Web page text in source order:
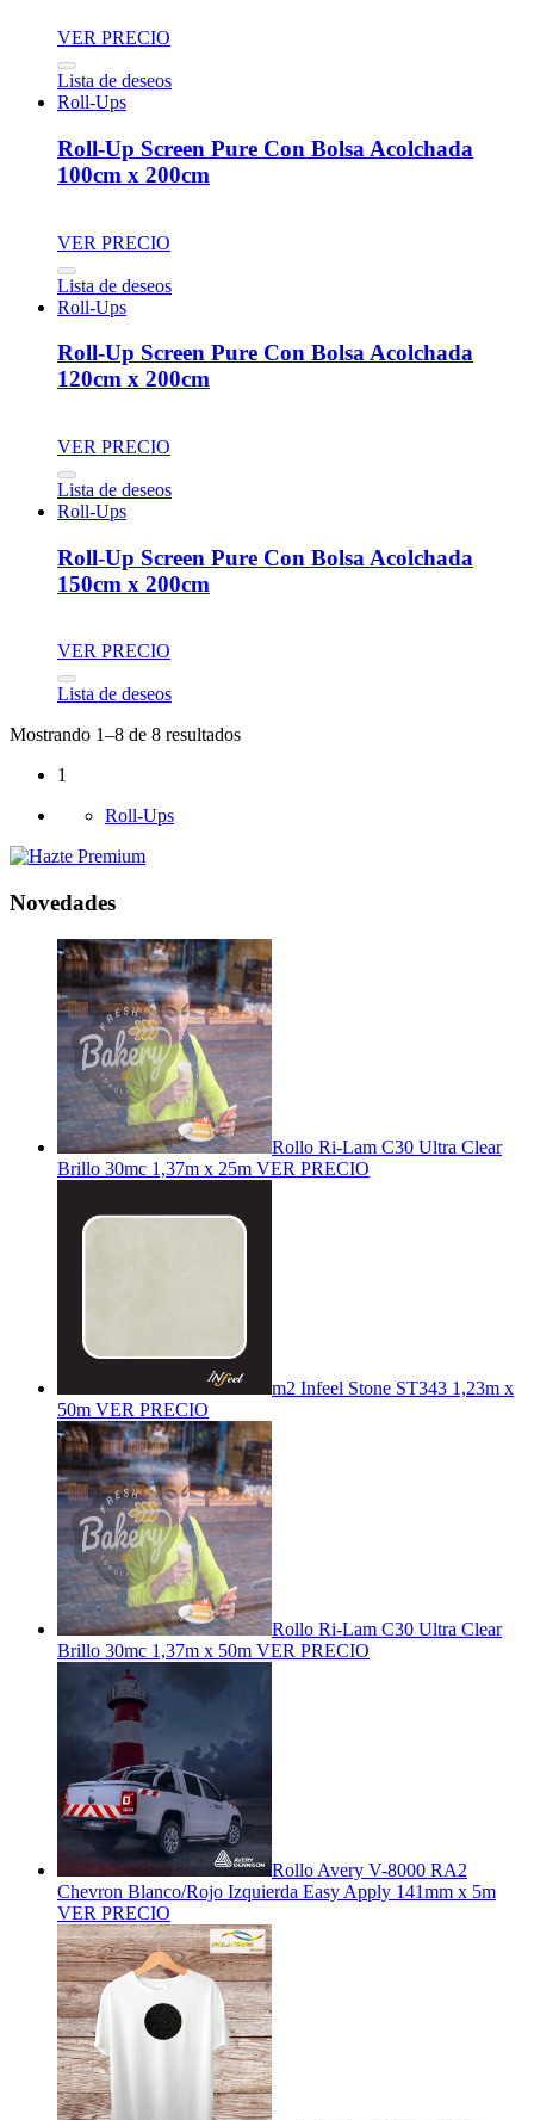
VER PRECIO
Lista de deseos
Roll-Ups
Roll-Up Screen Pure Con Bolsa Acolchada
100cm x 200cm
VER PRECIO
Lista de deseos
Roll-Ups
Roll-Up Screen Pure Con Bolsa Acolchada
120cm x 200cm
VER PRECIO
Lista de deseos
Roll-Ups
Roll-Up Screen Pure Con Bolsa Acolchada
150cm x 200cm
VER PRECIO
Lista de deseos
Mostrando 1–8 de 8 resultados
1
Roll-Ups
Novedades
Rollo Ri-Lam C30 Ultra Clear
Brillo 30mc 1,37m x 25m VER PRECIO
m2 Infeel Stone ST343 1,23m x
50m VER PRECIO
Rollo Ri-Lam C30 Ultra Clear
Brillo 30mc 1,37m x 50m VER PRECIO
Rollo Avery V-8000 RA2
Chevron Blanco/Rojo Izquierda Easy Apply 141mm x 5m
VER PRECIO